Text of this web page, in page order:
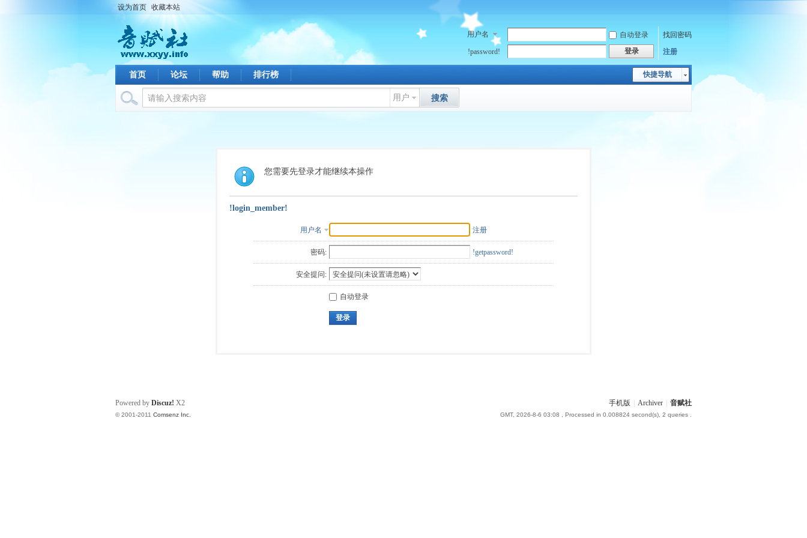
设为首页 收藏本站
用户名 自动登录
找回密码
!password!
登录 注册
快捷导航
首页 论坛 帮助 排行榜
用户 搜索
您需要先登录才能继续本操作
!login_member!
用户名 注册
密码: !getpassword!
安全提问:
自动登录
登录
手机版 Archiver 音赋社
GMT, 2026-8-6 03:08 , Processed in 0.008824 second(s), 2 queries .
Powered by Discuz! X2
© 2001-2011 Comsenz Inc.